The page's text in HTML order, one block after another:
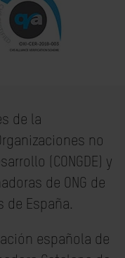
de la
no
(CONGDE) y
de ONG de
de España.
española de